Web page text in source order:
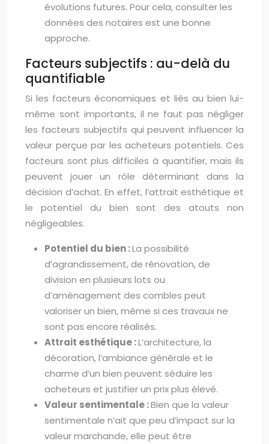
évolutions futures. Pour cela, consulter les
données des notaires est une bonne
approche.
Facteurs subjectifs : au-delà du
quantifiable
Si les facteurs économiques et liés au bien lui-
même sont importants, il ne faut pas négliger
les facteurs subjectifs qui peuvent influencer la
valeur perçue par les acheteurs potentiels. Ces
facteurs sont plus difficiles à quantifier, mais ils
peuvent jouer un rôle déterminant dans la
décision d’achat. En effet, l’attrait esthétique et
le potentiel du bien sont des atouts non
négligeables.
Potentiel du bien :La possibilité
d’agrandissement, de rénovation, de
division en plusieurs lots ou
d’aménagement des combles peut
valoriser un bien, même si ces travaux ne
sont pas encore réalisés.
Attrait esthétique :L’architecture, la
décoration, l’ambiance générale et le
charme d’un bien peuvent séduire les
acheteurs et justifier un prix plus élevé.
Valeur sentimentale :Bien que la valeur
sentimentale n’ait que peu d’impact sur la
valeur marchande, elle peut être